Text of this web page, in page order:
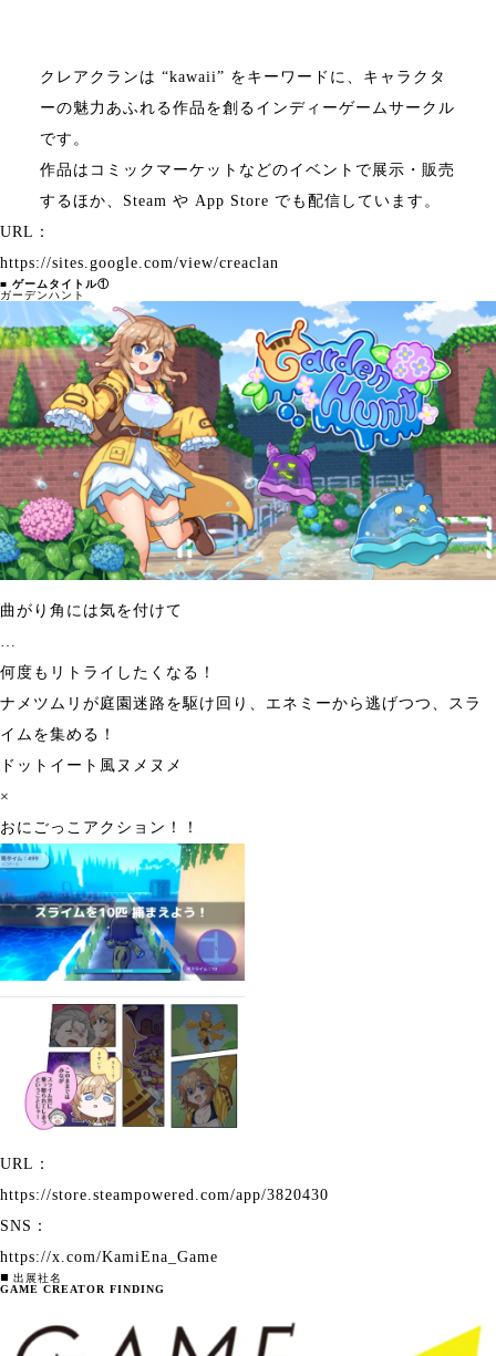
クレアクランは “kawaii” をキーワードに、キャラクタ
ーの魅力あふれる作品を創るインディーゲームサークル
です。
作品はコミックマーケットなどのイベントで展示・販売
するほか、Steam や App Store でも配信しています。
URL：
https://sites.google.com/view/creaclan
■ ゲームタイトル①
ガーデンハント
曲がり角には気を付けて
…
何度もリトライしたくなる！
ナメツムリが庭園迷路を駆け回り、エネミーから逃げつつ、スラ
イムを集める！
ドットイート風ヌメヌメ
×
おにごっこアクション！！
URL：
https://store.steampowered.com/app/3820430
SNS：
https://x.com/KamiEna_Game
◼️ 出展社名
GAME CREATOR FINDING